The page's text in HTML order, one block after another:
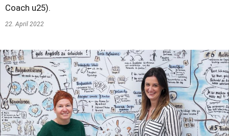
Coach u25).
22. April 2022